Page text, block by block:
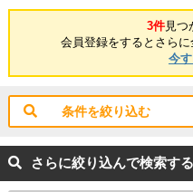
3件見つ
会員登録をするとさらに
今
条件を絞り込む
さらに絞り込んで検索する